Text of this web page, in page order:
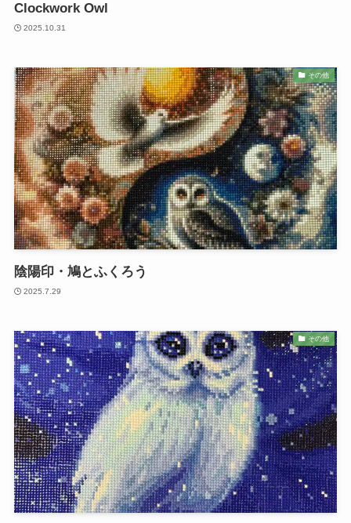
Clockwork Owl
2025.10.31
その他
陰陽印・鳩とふくろう
2025.7.29
その他